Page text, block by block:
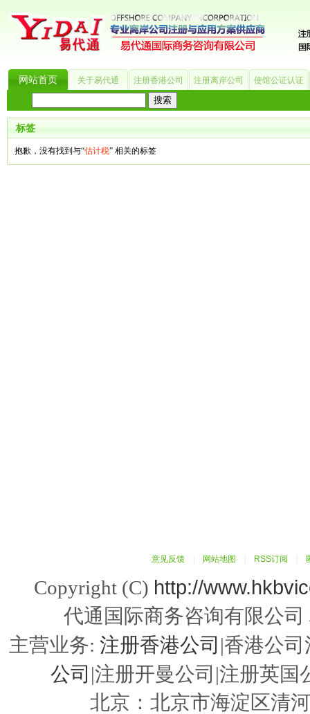
网站首页 关于易代通 注册香港公司 注册离岸公司 使馆公证认证
热门搜索：_? 美国公司 BVI公司 英国公司 银行开户 香港公司 商标注册
标签
抱歉，没有找到与“估计税” 相关的标签
意见反馈 网站地图 RSS订阅
Copyright (C) http://
代通国际商务咨询有限公
主营业务: 注册香港公司 |香港公
公司 |注册开曼公司|注册英
北京：北京市海淀区清